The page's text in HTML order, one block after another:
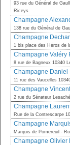
93 rue du Général de
Riceys
Champagne
138 rue du Général de
Champagne
1 bis place des Héros de
Champagne Valéry
8 rue de Bagneux 10340
Champagne Daniel
11 rue des Vaucelles
Champagne
2 rue du Sénateur
Champagne
Rue de la Contrescarpe
Champagne
Marquis de Pomereuil -
Champagne Olivier